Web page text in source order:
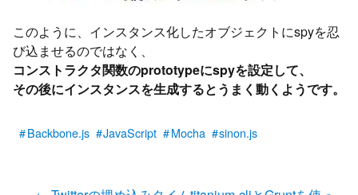
このように、インスタンス化したオブジェクトにspyを忍
び込ませるのではなく、
コンストラクタ関数のprototypeにspyを設定して、
その後にインスタンスを生成するとうまく動くようです。
Backbone.js JavaScript Mocha sinon.js